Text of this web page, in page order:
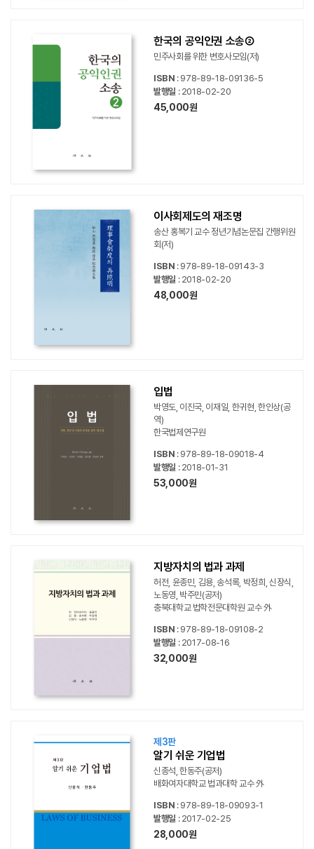
한국의 공익인권 소송②
민주사회를 위한 변호사모임(저)
ISBN : 978-89-18-09136-5
발행일 : 2018-02-20
45,000원
이사회제도의 재조명
송산 홍복기 교수 정년기념논문집 간행위원
회(저)
ISBN : 978-89-18-09143-3
발행일 : 2018-02-20
48,000원
입법
박영도, 이진국, 이재일, 한귀현, 한인상(공
역)
한국법제연구원
ISBN : 978-89-18-09018-4
발행일 : 2018-01-31
53,000원
지방자치의 법과 과제
허전, 윤종민, 김용, 송석록, 박정희, 신장식,
노동영, 박주민(공저)
충북대학교 법학전문대학원 교수 外
ISBN : 978-89-18-09108-2
발행일 : 2017-08-16
32,000원
제3판
알기 쉬운 기업법
신종석, 한동주(공저)
배화여자대학교 법과대학 교수 外
ISBN : 978-89-18-09093-1
발행일 : 2017-02-25
28,000원